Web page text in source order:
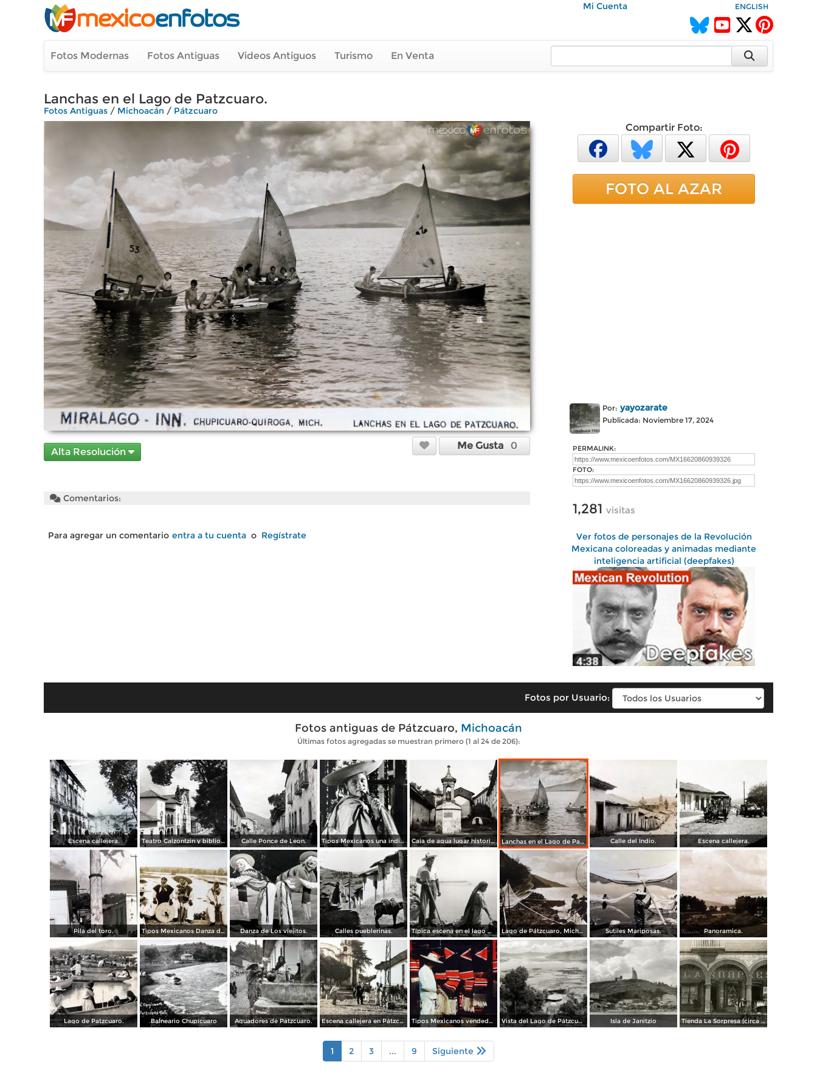
Mi Cuenta ENGLISH
Fotos Modernas Fotos Antiguas Videos Antiguos Turismo En Venta
Lanchas en el Lago de Patzcuaro.
Fotos Antiguas / Michoacán / Pátzcuaro
Alta Resolución
Me Gusta 0
Comentarios:
Para agregar un comentario entra a tu cuenta o Regístrate
Compartir Foto:
FOTO AL AZAR
Por: yayozarate
Publicada: Noviembre 17, 2024
PERMALINK:
FOTO:
1,281 visitas
Ver fotos de personajes de la Revolución
Mexicana coloreadas y animadas mediante
inteligencia artificial (deepfakes)
Fotos por Usuario:
Fotos antiguas de Pátzcuaro, Michoacán
Últimas fotos agregadas se muestran primero (1 al 24 de 206):
Escena callejera. Teatro Calzontzin y biblioteca publica. Calle Ponce de Leon. Tipos Mexicanos una india Huananche. Caja de agua lugar historico. Lanchas en el Lago de Patzcuaro. Calle del Indio. Escena callejera.
Pila del toro. Tipos Mexicanos Danza de Los viejitos.. Danza de Los viejitos. Calles pueblerinas. Típica escena en el lago de Pátzcuaro Lago de Pátzcuaro, Michoacán por el Fotógrafo Hugo Brehme. ( Circulada el 6 de Marzo de 1931 ). Sutiles Mariposas. Panoramica.
Lago de Patzcuaro. Balneario Chupícuaro Aguadores de Patzcuaro. Escena callejera en Pátzcuaro, Michoacán. Tipos Mexicanos vendedor de Zarapes Pátzcuaro, Michoacán 1954. Vista del Lago de Pátzcuaro Isla de Janitzio Tienda La Sorpresa (circa 1908)
1 2 3 ... 9 Siguiente